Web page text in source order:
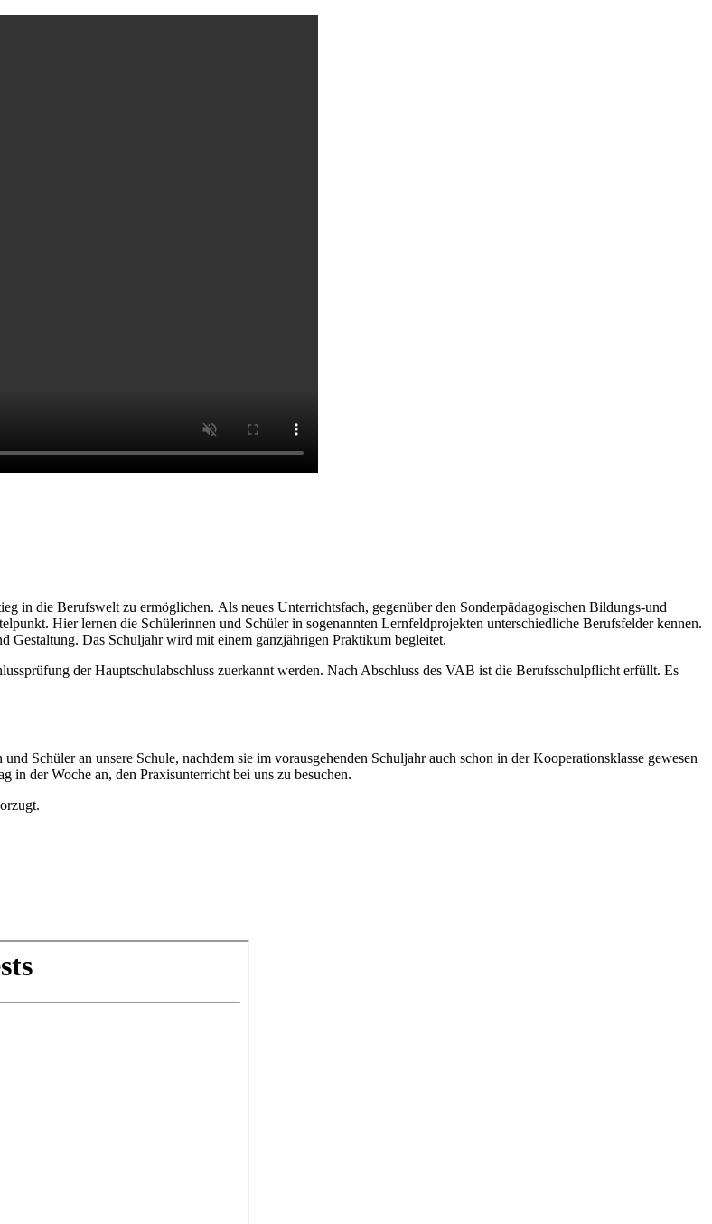
in die Berufswelt zu ermöglichen. Als neues Unterrichtsfach, gegenüber den Sonderpädagogischen Bildungs-und
. Hier lernen die Schülerinnen und Schüler in sogenannten Lernfeldprojekten unterschiedliche Berufsfelder kennen.
Gestaltung. Das Schuljahr wird mit einem ganzjährigen Praktikum begleitet.
der Hauptschulabschluss zuerkannt werden. Nach Abschluss des VAB ist die Berufsschulpflicht erfüllt. Es
Schüler an unsere Schule, nachdem sie im vorausgehenden Schuljahr auch schon in der Kooperationsklasse gewesen
in der Woche an, den Praxisunterricht bei uns zu besuchen.